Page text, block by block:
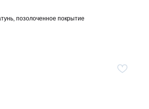
позолоченное покрытие